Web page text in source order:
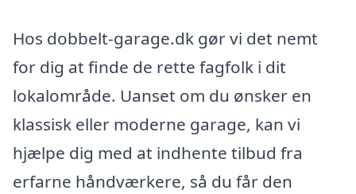
Hos dobbelt-garage.dk gør vi det nemt
for dig at finde de rette fagfolk i dit
lokalområde. Uanset om du ønsker en
klassisk eller moderne garage, kan vi
hjælpe dig med at indhente tilbud fra
erfarne håndværkere, så du får den